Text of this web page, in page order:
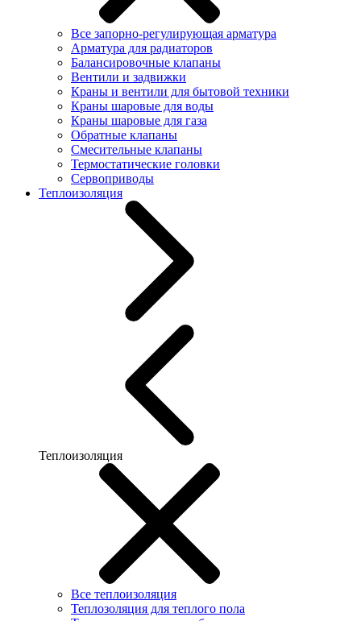
Все запорно-регулирующая арматура
Арматура для радиаторов
Балансировочные клапаны
Вентили и задвижки
Краны и вентили для бытовой техники
Краны шаровые для воды
Краны шаровые для газа
Обратные клапаны
Смесительные клапаны
Термостатические головки
Сервоприводы
Теплоизоляция
Теплоизоляция
Все теплоизоляция
Теплозоляция для теплого пола